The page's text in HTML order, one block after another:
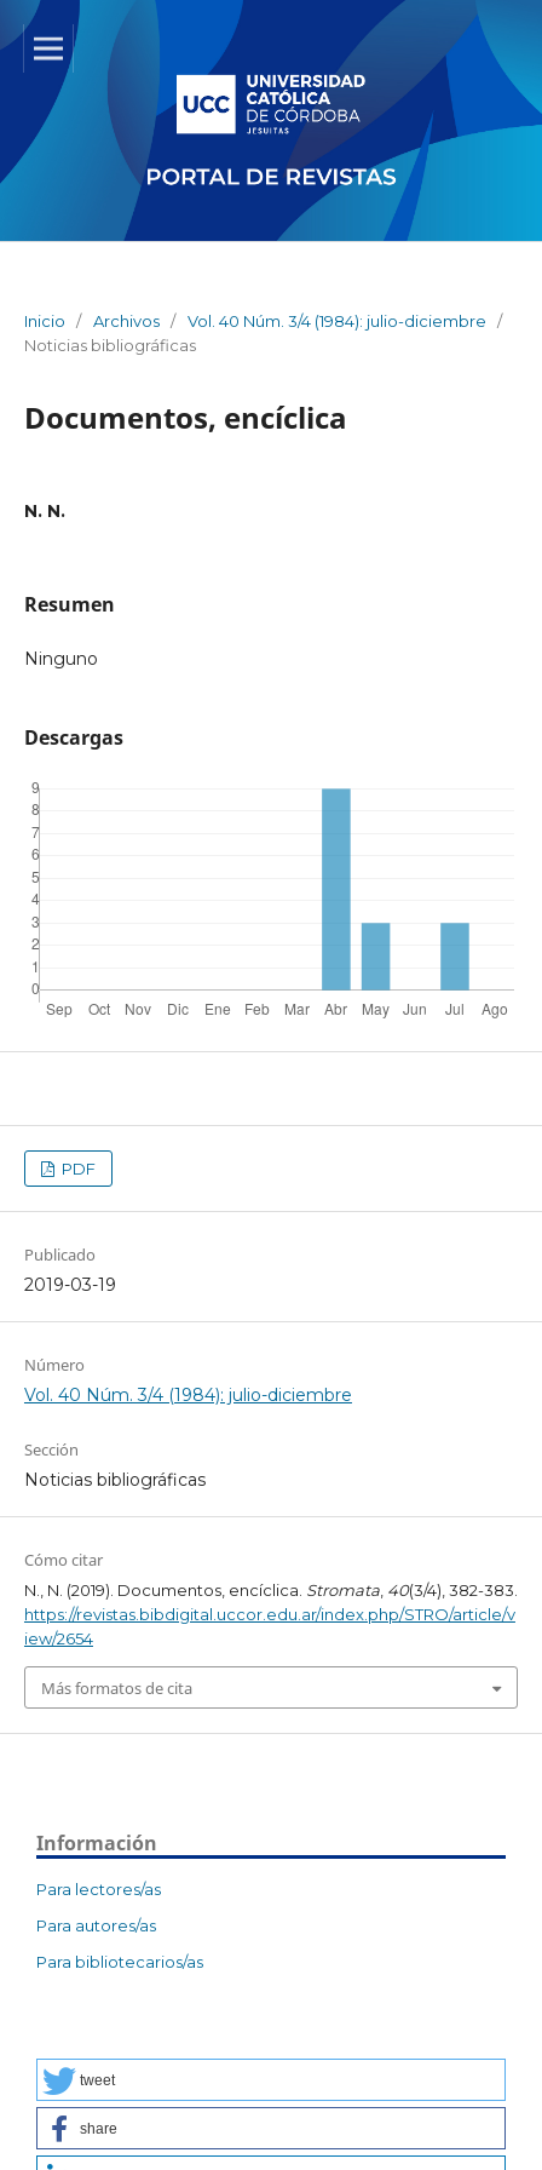
Inicio / Archivos / Vol. 40 Núm. 3/4 (1984): julio-diciembre
/
Noticias bibliográficas
Documentos, encíclica
N. N.
Resumen
Ninguno
Descargas
PDF
Publicado
2019-03-19
Número
Vol. 40 Núm. 3/4 (1984): julio-diciembre
Sección
Noticias bibliográficas
Cómo citar
N., N. (2019). Documentos, encíclica. Stromata, 40(3/4), 382-383.
https://revistas.bibdigital.uccor.edu.ar/index.php/STRO/article/v
iew/2654
Más formatos de cita
Información
Para lectores/as
Para autores/as
Para bibliotecarios/as
tweet
share